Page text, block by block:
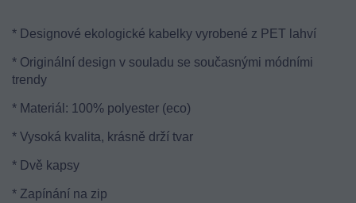
* Designové ekologické kabelky vyrobené z PET lahví
* Originální design v souladu se současnými módními
trendy
* Materiál: 100% polyester (eco)
* Vysoká kvalita, krásně drží tvar
* Dvě kapsy
* Zapínání na zip